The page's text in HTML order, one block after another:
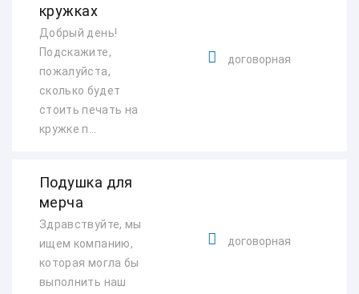
кружках
Добрый день!
Подскажите,
пожалуйста,
сколько будет
стоить печать на
кружке п...
договорная
Подушка для
мерча
Здравствуйте, мы
ищем компанию,
которая могла бы
выполнить наш
договорная